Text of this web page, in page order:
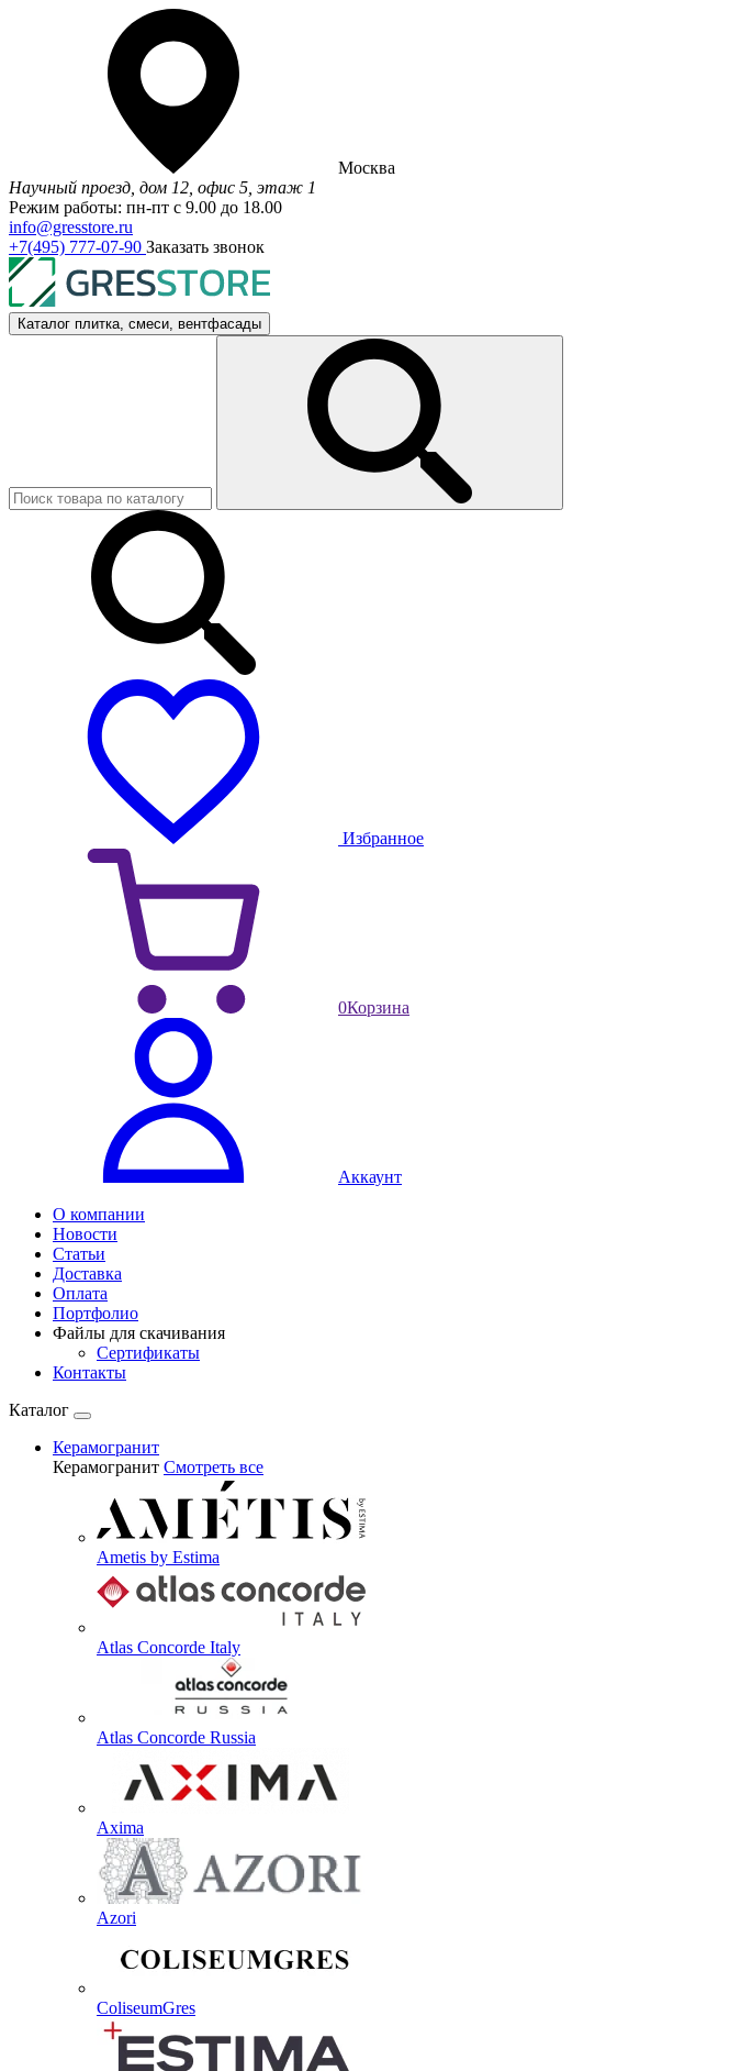
Москва
Научный проезд, дом 12, офис 5, этаж 1
Режим работы: пн-пт с 9.00 до 18.00
info@gresstore.ru
+7(495) 777-07-90 Заказать звонок
Каталог плитка, смеси, вентфасады
Избранное
0Корзина
Аккаунт
О компании
Новости
Статьи
Доставка
Оплата
Портфолио
Файлы для скачивания
Сертификаты
Контакты
Каталог
Керамогранит
Керамогранит Смотреть все
Ametis by Estima
Atlas Concorde Italy
Atlas Concorde Russia
Axima
Azori
ColiseumGres